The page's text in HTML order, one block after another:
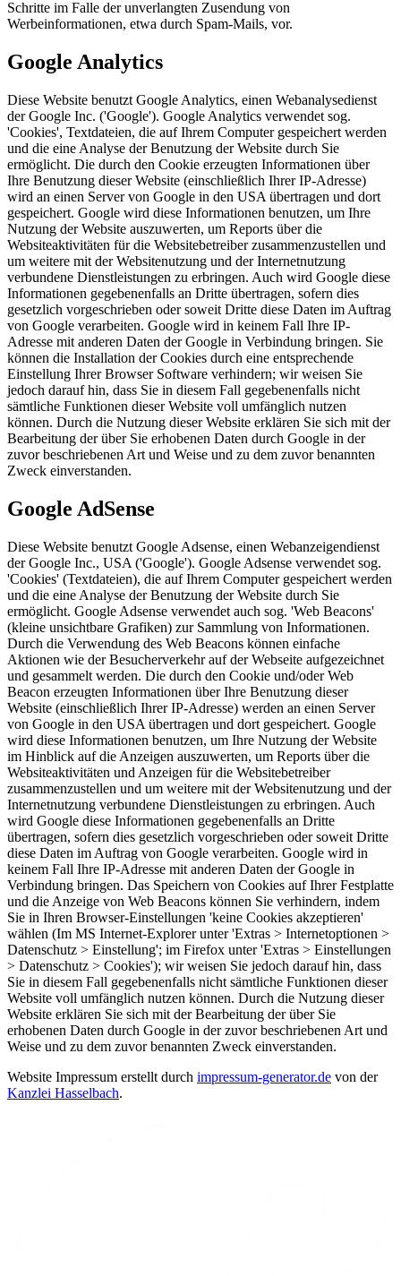
Schritte im Falle der unverlangten Zusendung von
Werbeinformationen, etwa durch Spam-Mails, vor.
Google Analytics
Diese Website benutzt Google Analytics, einen Webanalysedienst
der Google Inc. ('Google'). Google Analytics verwendet sog.
'Cookies', Textdateien, die auf Ihrem Computer gespeichert werden
und die eine Analyse der Benutzung der Website durch Sie
ermöglicht. Die durch den Cookie erzeugten Informationen über
Ihre Benutzung dieser Website (einschließlich Ihrer IP-Adresse)
wird an einen Server von Google in den USA übertragen und dort
gespeichert. Google wird diese Informationen benutzen, um Ihre
Nutzung der Website auszuwerten, um Reports über die
Websiteaktivitäten für die Websitebetreiber zusammenzustellen und
um weitere mit der Websitenutzung und der Internetnutzung
verbundene Dienstleistungen zu erbringen. Auch wird Google diese
Informationen gegebenenfalls an Dritte übertragen, sofern dies
gesetzlich vorgeschrieben oder soweit Dritte diese Daten im Auftrag
von Google verarbeiten. Google wird in keinem Fall Ihre IP-
Adresse mit anderen Daten der Google in Verbindung bringen. Sie
können die Installation der Cookies durch eine entsprechende
Einstellung Ihrer Browser Software verhindern; wir weisen Sie
jedoch darauf hin, dass Sie in diesem Fall gegebenenfalls nicht
sämtliche Funktionen dieser Website voll umfänglich nutzen
können. Durch die Nutzung dieser Website erklären Sie sich mit der
Bearbeitung der über Sie erhobenen Daten durch Google in der
zuvor beschriebenen Art und Weise und zu dem zuvor benannten
Zweck einverstanden.
Google AdSense
Diese Website benutzt Google Adsense, einen Webanzeigendienst
der Google Inc., USA ('Google'). Google Adsense verwendet sog.
'Cookies' (Textdateien), die auf Ihrem Computer gespeichert werden
und die eine Analyse der Benutzung der Website durch Sie
ermöglicht. Google Adsense verwendet auch sog. 'Web Beacons'
(kleine unsichtbare Grafiken) zur Sammlung von Informationen.
Durch die Verwendung des Web Beacons können einfache
Aktionen wie der Besucherverkehr auf der Webseite aufgezeichnet
und gesammelt werden. Die durch den Cookie und/oder Web
Beacon erzeugten Informationen über Ihre Benutzung dieser
Website (einschließlich Ihrer IP-Adresse) werden an einen Server
von Google in den USA übertragen und dort gespeichert. Google
wird diese Informationen benutzen, um Ihre Nutzung der Website
im Hinblick auf die Anzeigen auszuwerten, um Reports über die
Websiteaktivitäten und Anzeigen für die Websitebetreiber
zusammenzustellen und um weitere mit der Websitenutzung und der
Internetnutzung verbundene Dienstleistungen zu erbringen. Auch
wird Google diese Informationen gegebenenfalls an Dritte
übertragen, sofern dies gesetzlich vorgeschrieben oder soweit Dritte
diese Daten im Auftrag von Google verarbeiten. Google wird in
keinem Fall Ihre IP-Adresse mit anderen Daten der Google in
Verbindung bringen. Das Speichern von Cookies auf Ihrer Festplatte
und die Anzeige von Web Beacons können Sie verhindern, indem
Sie in Ihren Browser-Einstellungen 'keine Cookies akzeptieren'
wählen (Im MS Internet-Explorer unter 'Extras > Internetoptionen >
Datenschutz > Einstellung'; im Firefox unter 'Extras > Einstellungen
> Datenschutz > Cookies'); wir weisen Sie jedoch darauf hin, dass
Sie in diesem Fall gegebenenfalls nicht sämtliche Funktionen dieser
Website voll umfänglich nutzen können. Durch die Nutzung dieser
Website erklären Sie sich mit der Bearbeitung der über Sie
erhobenen Daten durch Google in der zuvor beschriebenen Art und
Weise und zu dem zuvor benannten Zweck einverstanden.
Website Impressum erstellt durch impressum-generator.de von der
Kanzlei Hasselbach.